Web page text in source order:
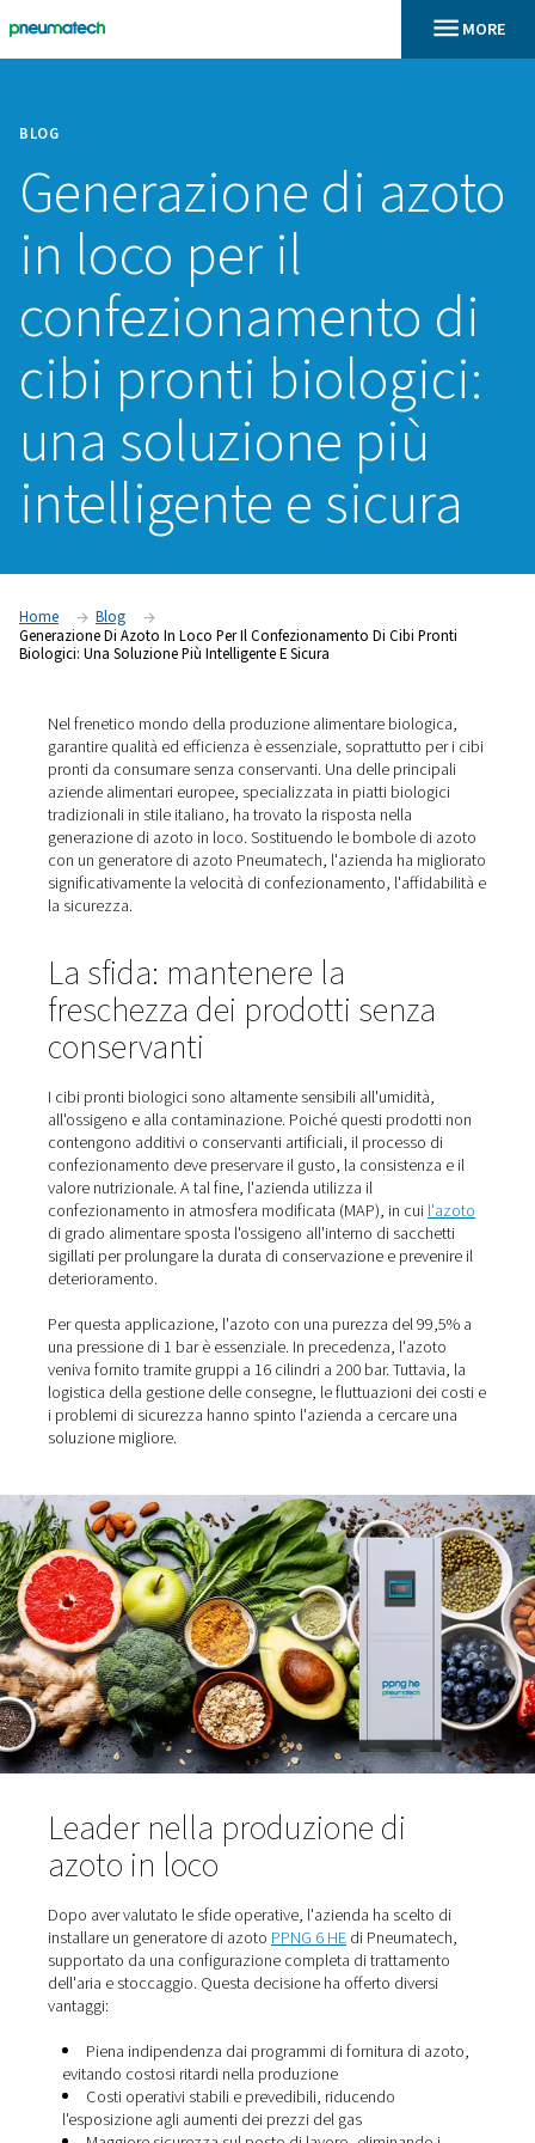
BLOG
Generazione di
in loco per il
cibi pronti
una soluzione
intelligente e
Home
Blog
Generazione Di Azoto In Loco Per Il Confezionamento Di Cibi
Biologici: Una Soluzione Più Intelligente E Sicura
Nel frenetico mondo della produzione alimentare
pronti da consumare senza conservanti. Una delle
aziende alimentari europee, specializzata in piatti
tradizionali in stile italiano, ha trovato la risposta nella
generazione di azoto in loco. Sostituendo le bombole
significativamente la velocità di confezionamento,
la sicurezza.
La sfida: mantenere la
freschezza dei prodotti
conservanti
I cibi pronti biologici sono altamente sensibili
all'ossigeno e alla contaminazione. Poiché questi
contengono additivi o conservanti artificiali, il
confezionamento deve preservare il gusto, la
confezionamento in atmosfera modificata (MAP), in cui
di grado alimentare sposta l'ossigeno all'interno di
sigillati per prolungare la durata di conservazione e
deterioramento.
Per questa applicazione, l'azoto con una purezza del
una pressione di 1 bar è essenziale. In precedenza,
veniva fornito tramite gruppi a 16 cilindri a 200 bar.
logistica della gestione delle consegne, le fluttuazioni
i problemi di sicurezza hanno spinto l'azienda a